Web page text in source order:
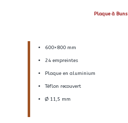
Plaque à Buns
600×800 mm
24 empreintes
Plaque en aluminium
Téflon recouvert
Ø 11,5 mm